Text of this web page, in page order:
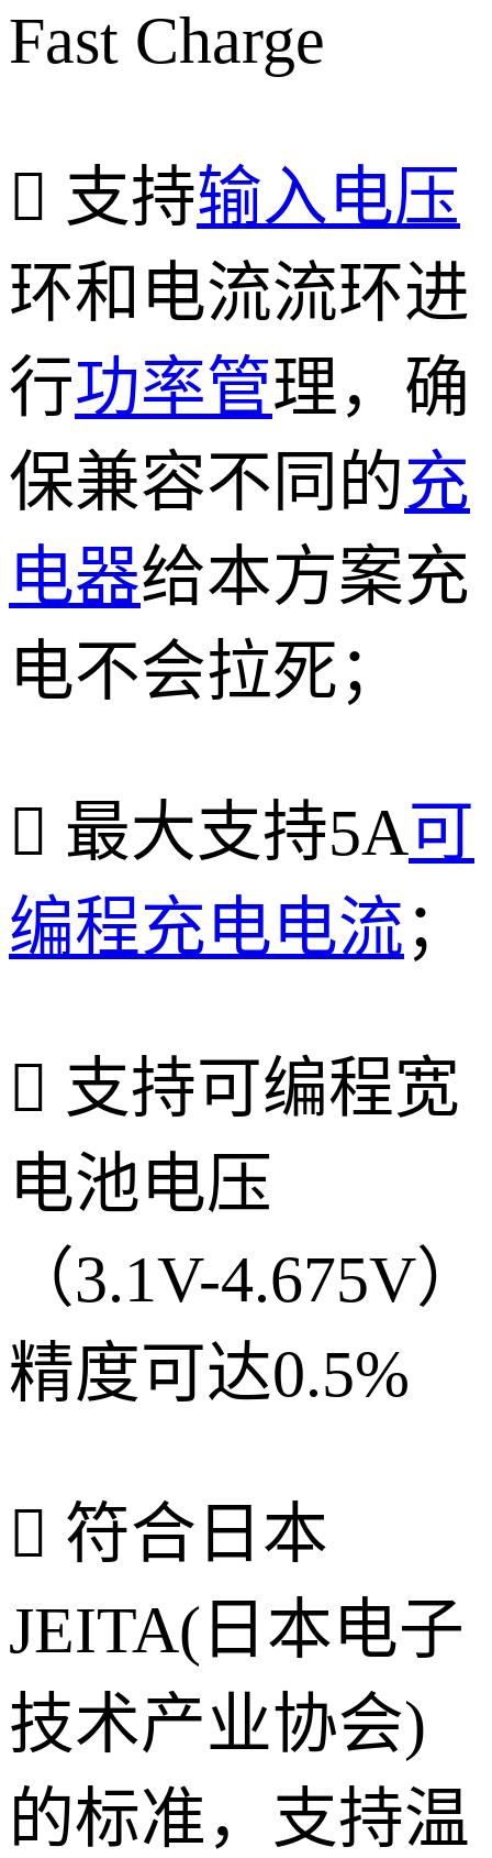
Fast Charge
 支持输入电压
环和电流流环进
行功率管理，确
保兼容不同的充
电器给本方案充
电不会拉死；
 最大支持5A可
编程充电电流；
 支持可编程宽
电池电压
（3.1V-4.675V）
精度可达0.5%
 符合日本
JEITA(日本电子
技术产业协会)
的标准，支持温